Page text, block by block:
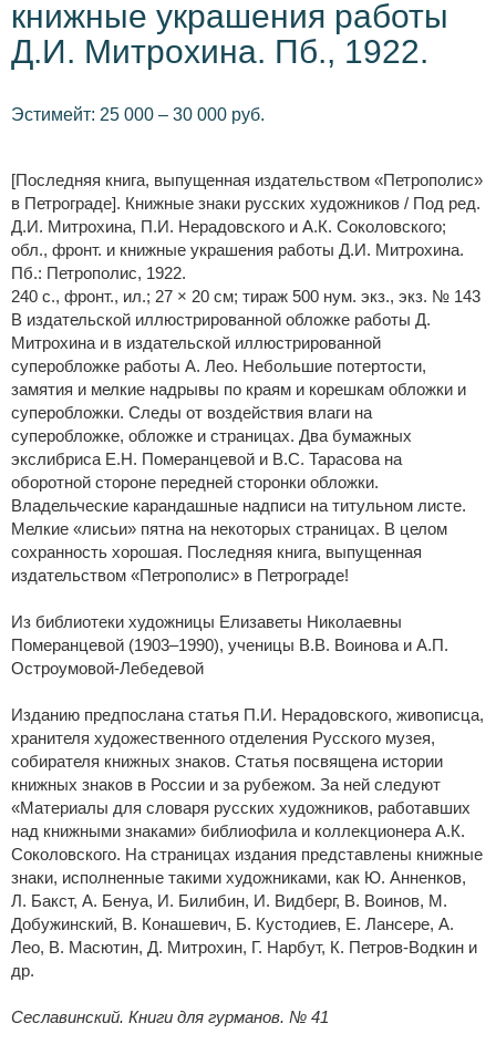
книжные украшения работы
Д.И. Митрохина. Пб., 1922.
Эстимейт: 25 000 – 30 000 руб.
[Последняя книга, выпущенная издательством «Петрополис»
в Петрограде]. Книжные знаки русских художников / Под ред.
Д.И. Митрохина, П.И. Нерадовского и А.К. Соколовского;
обл., фронт. и книжные украшения работы Д.И. Митрохина.
Пб.: Петрополис, 1922.
240 с., фронт., ил.; 27 × 20 см; тираж 500 нум. экз., экз. № 143
В издательской иллюстрированной обложке работы Д.
Митрохина и в издательской иллюстрированной
суперобложке работы А. Лео. Небольшие потертости,
замятия и мелкие надрывы по краям и корешкам обложки и
суперобложки. Следы от воздействия влаги на
суперобложке, обложке и страницах. Два бумажных
экслибриса Е.Н. Померанцевой и В.С. Тарасова на
оборотной стороне передней сторонки обложки.
Владельческие карандашные надписи на титульном листе.
Мелкие «лисьи» пятна на некоторых страницах. В целом
сохранность хорошая. Последняя книга, выпущенная
издательством «Петрополис» в Петрограде!
Из библиотеки художницы Елизаветы Николаевны
Померанцевой (1903–1990), ученицы В.В. Воинова и А.П.
Остроумовой-Лебедевой
Изданию предпослана статья П.И. Нерадовского, живописца,
хранителя художественного отделения Русского музея,
собирателя книжных знаков. Статья посвящена истории
книжных знаков в России и за рубежом. За ней следуют
«Материалы для словаря русских художников, работавших
над книжными знаками» библиофила и коллекционера А.К.
Соколовского. На страницах издания представлены книжные
знаки, исполненные такими художниками, как Ю. Анненков,
Л. Бакст, А. Бенуа, И. Билибин, И. Видберг, В. Воинов, М.
Добужинский, В. Конашевич, Б. Кустодиев, Е. Лансере, А.
Лео, В. Масютин, Д. Митрохин, Г. Нарбут, К. Петров-Водкин и
др.
Сеславинский. Книги для гурманов. № 41